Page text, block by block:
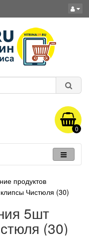
0
продуктов
Чистюля (30)
5шт
(30)